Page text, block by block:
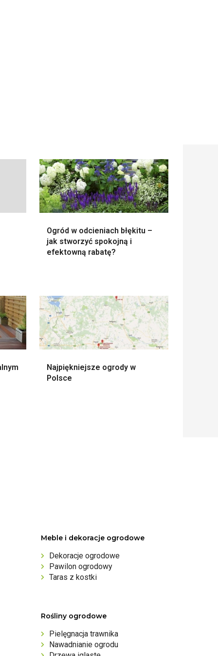
Ogród w odcieniach błękitu –
jak stworzyć spokojną i
efektowną rabatę?
Najpiękniejsze ogrody w
Polsce
Meble i dekoracje ogrodowe
Dekoracje ogrodowe
Pawilon ogrodowy
Taras z kostki
Rośliny ogrodowe
Pielęgnacja trawnika
Nawadnianie ogrodu